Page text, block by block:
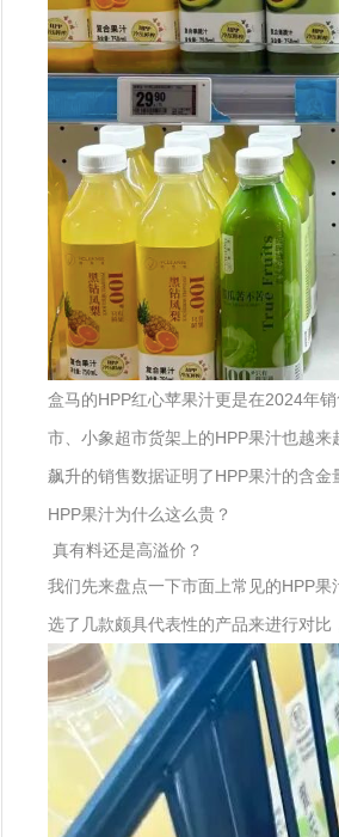
盒马的HPP红心苹果汁更是在2024年
市、小象超市货架上的HPP果汁也越来
飙升的销售数据证明了HPP果汁的含金
HPP果汁为什么这么贵？
真有料还是高溢价？
我们先来盘点一下市面上常见的HPP果
选了几款颇具代表性的产品来进行对